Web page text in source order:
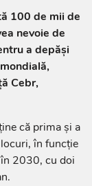
100 de mii de
nevoie de
a depăşi
Cebr,
că prima şi a
în funcţie
2030, cu doi